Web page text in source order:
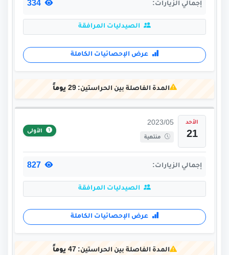
إجمالي الزيارات:
الصيدليات المرافقة
عرض الإحصائيات الكاملة
المدة الفاصلة بين الحراستين:29 يوماً
الأحد
21
2023/05
منتهية
الأولى
إجمالي الزيارات:
الصيدليات المرافقة
عرض الإحصائيات الكاملة
المدة الفاصلة بين الحراستين: 47 يوماً